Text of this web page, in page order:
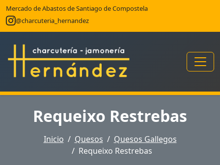
Mercado de Abastos de Santiago de Compostela
@charcuteria_hernandez
Requeixo Restrebas
Inicio Quesos
Quesos Gallegos
Requeixo Restrebas